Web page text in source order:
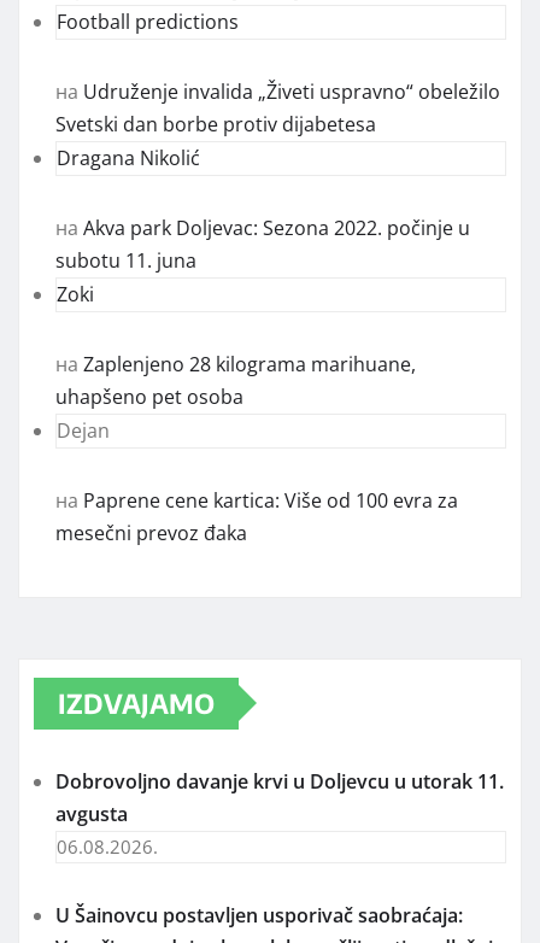
Football predictions
на Udruženje invalida „Živeti uspravno“ obeležilo
Svetski dan borbe protiv dijabetesa
Dragana Nikolić
на Akva park Doljevac: Sezona 2022. počinje u
subotu 11. juna
Zoki
на Zaplenjeno 28 kilograma marihuane,
uhapšeno pet osoba
Dejan
на Paprene cene kartica: Više od 100 evra za
mesečni prevoz đaka
IZDVAJAMO
Dobrovoljno davanje krvi u Doljevcu u utorak 11.
avgusta
06.08.2026.
U Šainovcu postavljen usporivač saobraćaja: